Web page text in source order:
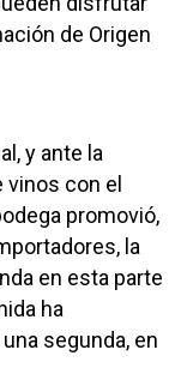
de Origen
y ante la
con el
promovió,
la
en esta parte
ha
segunda, en